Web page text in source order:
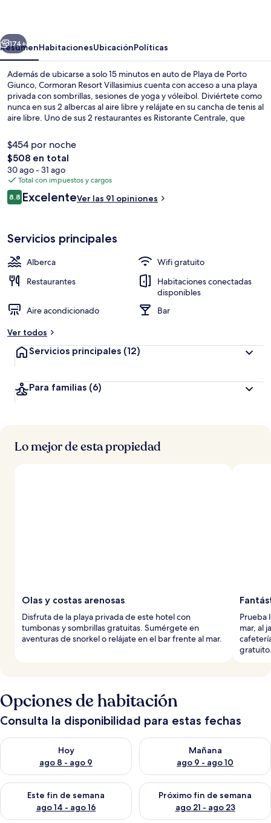
Siguiente
174+
ResumenHabitacionesUbicaciónPolíticas
Además de ubicarse a solo 15 minutos en auto de Playa de Porto
Giunco, Cormoran Resort Villasimius cuenta con acceso a una playa
privada con sombrillas, sesiones de yoga y vóleibol. Diviértete como
nunca en sus 2 albercas al aire libre y relájate en su cancha de tenis al
aire libre. Uno de sus 2 restaurantes es Ristorante Centrale, que
cena. Destacan sus 2 bares en la playa, su club infantil gratis y su bar
junto a la alberca.
$454 por noche
El
precio
total
es
de
$508 en total
30 ago - 31 ago
Total con impuestos y cargos
Opiniones
8.88.8 de 10,
ExcelenteVer las 91 opiniones
Servicios principales
Alberca
Wifi gratuito
Restaurantes
Habitaciones conectadas
disponibles
Aire acondicionado
Bar
Ver todos
Servicios principales (12)
Para familias (6)
Lo mejor de esta propiedad
Olas y costas arenosas
Disfruta de la playa privada de este hotel con
tumbonas y sombrillas gratuitas. Sumérgete en
aventuras de snorkel o relájate en el bar frente al mar.
Prueba
mar, al
Opciones de habitación
Consulta la disponibilidad para estas fechas
Hoy
ago 8 - ago 9
Consulta la disponibilidad para hoy ago 8 - ago 9
Mañana
ago 9 - ago 10
Consulta la disponibilidad
Este fin de semana
ago 14 - ago 16
Consulta la disponibilidad para este fin de semana ago 14 -
Próximo fin de semana
ago 21 - ago 23
Consulta la disponibilidad